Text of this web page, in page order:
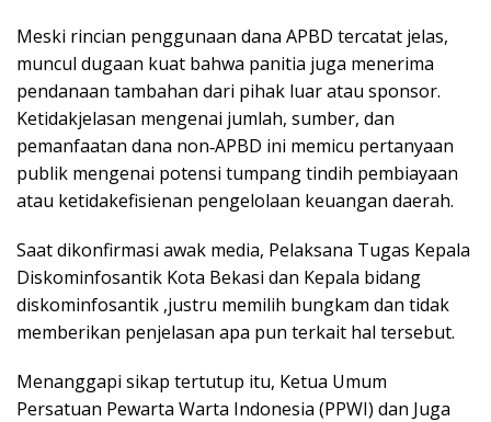
Meski rincian penggunaan dana APBD tercatat jelas,
muncul dugaan kuat bahwa panitia juga menerima
pendanaan tambahan dari pihak luar atau sponsor.
Ketidakjelasan mengenai jumlah, sumber, dan
pemanfaatan dana non‑APBD ini memicu pertanyaan
publik mengenai potensi tumpang tindih pembiayaan
atau ketidakefisienan pengelolaan keuangan daerah.
Saat dikonfirmasi awak media, Pelaksana Tugas Kepala
Diskominfosantik Kota Bekasi dan Kepala bidang
diskominfosantik ,justru memilih bungkam dan tidak
memberikan penjelasan apa pun terkait hal tersebut.
Menanggapi sikap tertutup itu, Ketua Umum
Persatuan Pewarta Warta Indonesia (PPWI) dan Juga